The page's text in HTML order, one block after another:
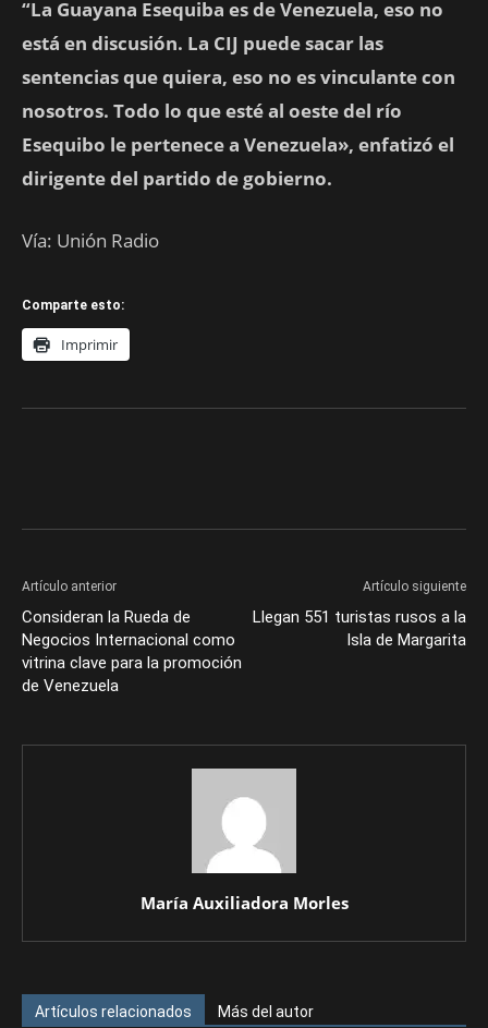
“La Guayana Esequiba es de Venezuela, eso no
está en discusión. La CIJ puede sacar las
sentencias que quiera, eso no es vinculante con
nosotros. Todo lo que esté al oeste del río
Esequibo le pertenece a Venezuela», enfatizó el
dirigente del partido de gobierno.
Vía: Unión Radio
Comparte esto:
Imprimir
Artículo anterior
Consideran la Rueda de
Negocios Internacional como
vitrina clave para la promoción
de Venezuela
Artículo siguiente
Llegan 551 turistas rusos a la
Isla de Margarita
María Auxiliadora Morles
Artículos relacionados Más del autor